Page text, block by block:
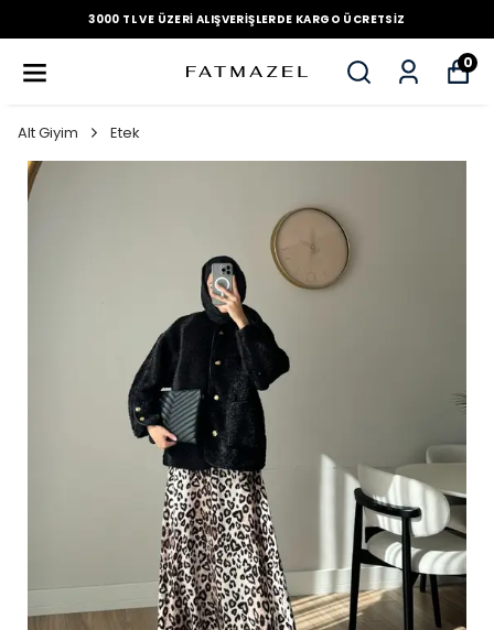
3000 TL VE ÜZERI ALIŞVERIŞLERDE KARGO ÜCRETSIZ
0
Alt Giyim Etek